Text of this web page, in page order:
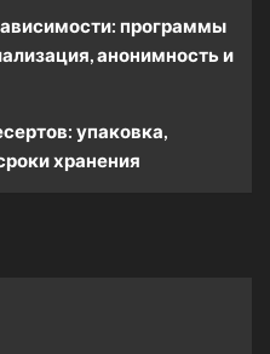
программы
анонимность и
упаковка,
хранения